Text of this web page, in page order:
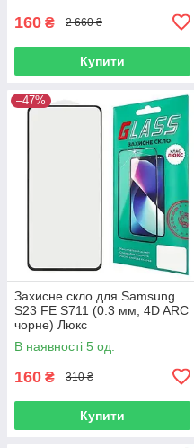
160 ₴ 2 660 ₴
Купити
–47%
Захисне скло для Samsung
S23 FE S711 (0.3 мм, 4D ARC
чорне) Люкс
В наявності 5 од.
160 ₴ 310 ₴
Купити